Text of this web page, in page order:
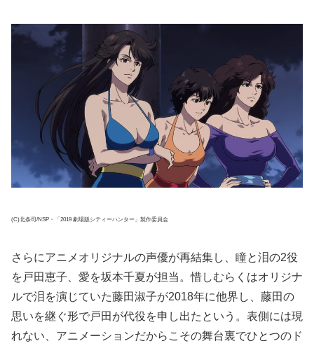
(C)北条司/NSP・「2019 劇場版シティーハンター」製作委員会
さらにアニメオリジナルの声優が再結集し、瞳と泪の2役
を戸田恵子、愛を坂本千夏が担当。惜しむらくはオリジナ
ルで泪を演じていた藤田淑子が2018年に他界し、藤田の
思いを継ぐ形で戸田が代役を申し出たという。表側には現
れない、アニメーションだからこその舞台裏でひとつのド